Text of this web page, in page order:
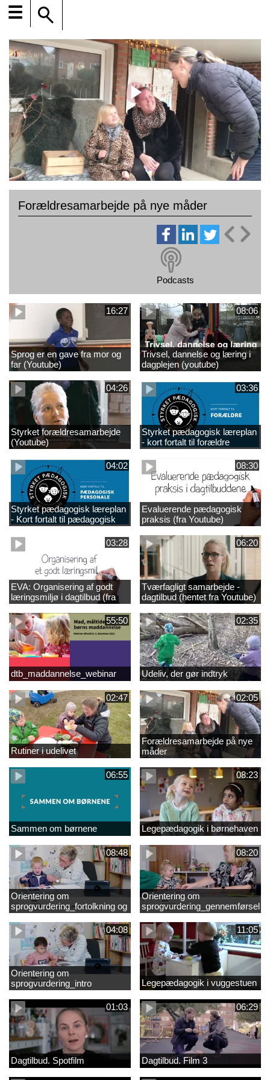
☰
Forældresamarbejde på nye måder
Podcasts
16:27
Sprog er en gave fra mor og
far (Youtube)
08:06
Trivsel, dannelse og læring i
dagplejen (youtube)
04:26
Styrket forældresamarbejde
(Youtube)
03:36
Styrket pædagogisk læreplan
- kort fortalt til forældre
(Youtube)
04:02
Styrket pædagogisk læreplan
- Kort fortalt til pædagogisk
personale /Youtube)
08:30
Evaluerende pædagogisk
praksis (fra Youtube)
03:28
EVA: Organisering af godt
læringsmiljø i dagtilbud (fra
Youtube)
06:20
Tværfagligt samarbejde -
dagtilbud (hentet fra Youtube)
55:50
dtb_maddannelse_webinar
02:35
Udeliv, der gør indtryk
02:47
Rutiner i udelivet
02:05
Forældresamarbejde på nye
måder
06:55
Sammen om børnene
08:23
Legepædagogik i børnehaven
08:48
Orientering om
sprogvurdering_fortolkning og
opfølgning
08:20
Orientering om
sprogvurdering_gennemførsel
04:08
Orientering om
sprogvurdering_intro
11:05
Legepædagogik i vuggestuen
01:03
Dagtilbud. Spotfilm
06:29
Dagtilbud. Film 3